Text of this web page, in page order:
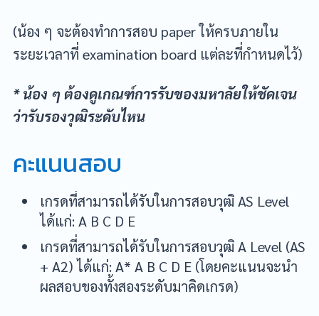
(น้อง ๆ จะต้องทำการสอบ paper ให้ครบภายใน
ระยะเวลาที่ examination board แต่ละที่กำหนดไว้)
* น้อง ๆ ต้องดูเกณฑ์การรับของมหาลัยให้ชัดเจน
ว่ารับรองวุฒิระดับไหน
คะแนนสอบ
เกรดที่สามารถได้รับในการสอบวุฒิ AS Level
ได้แก่: A B C D E
เกรดที่สามารถได้รับในการสอบวุฒิ A Level (AS
+ A2) ได้แก่: A* A B C D E (โดยคะแนนจะนำ
ผลสอบของทั้งสองระดับมาคิดเกรด)